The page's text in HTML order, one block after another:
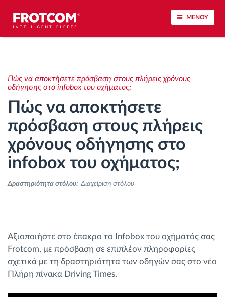
ΜΕΝΟΥ
Ανάλυση οδηγικής συμπεριφοράς
Παρακολούθηση του χρόνου οδήγησης
Διαχείριση εργατικού δυναμικού
Λήψη ταχογράφου από απόσταση
Διαχείριση καυσίμου
Σχεδιασμός και παρακολούθηση διαδρομής
Αυτόματη αναγνώριση οδηγού
Πώς να αποκτήσετε πρόσβαση στους πλήρεις χρόνους
οδήγησης στο infobox του οχήματος;
Πώς να αποκτήσετε
πρόσβαση στους πλήρεις
χρόνους οδήγησης στο
infobox του οχήματος;
Δραστηριότητα στόλου: Διαχείριση στόλου
Αξιοποιήστε στο έπακρο το Infobox του οχήματός σας
Frotcom, με πρόσβαση σε επιπλέον πληροφορίες
σχετικά με τη δραστηριότητα των οδηγών σας στο νέο
Πλήρη πίνακα Driving Times.